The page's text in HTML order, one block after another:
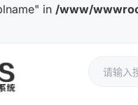
in /www/